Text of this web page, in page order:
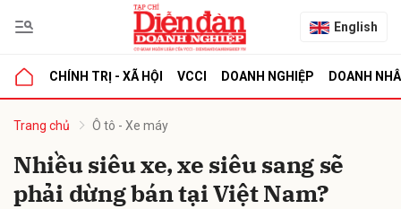
English
CHÍNH TRỊ - XÃ HỘI VCCI DOANH NGHIỆP DOANH
Trang chủ Ô tô - Xe máy
Nhiều siêu xe, xe siêu sang sẽ
phải dừng bán tại Việt Nam?
luận